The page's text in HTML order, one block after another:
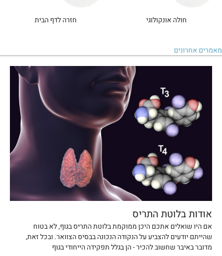
חולה אונקולוגי חזרה לדף הבית
מאמרים אחרונים
אודות בלוטת התריס
אם היו שואלים אתכם היכן ממוקמת בלוטת התריס בגוף, לא בטוח
שהייתם יודעים להצביע על הנקודה הנכונה בבסיס הצוואר. ובכל זאת,
מדובר באיבר שחשוב להכיר - הן בגלל תפקידה הייחודי בגוף